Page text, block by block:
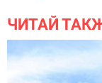
ЧИТАЙ